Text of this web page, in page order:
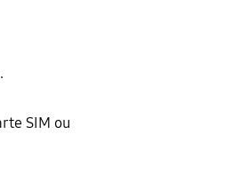
SIM ou